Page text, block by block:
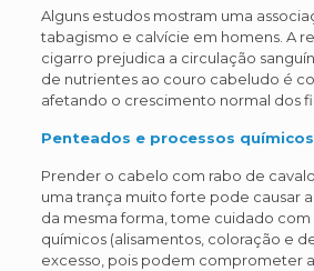
Alguns estudos mostram uma
tabagismo e calvície em homens. A
cigarro prejudica a circulação
de nutrientes ao couro cabeludo é
afetando o crescimento normal dos
Penteados e processos químicos
Prender o cabelo com rabo de
uma trança muito forte pode causar
da mesma forma, tome cuidado com
químicos (alisamentos, coloração e
excesso, pois podem comprometer